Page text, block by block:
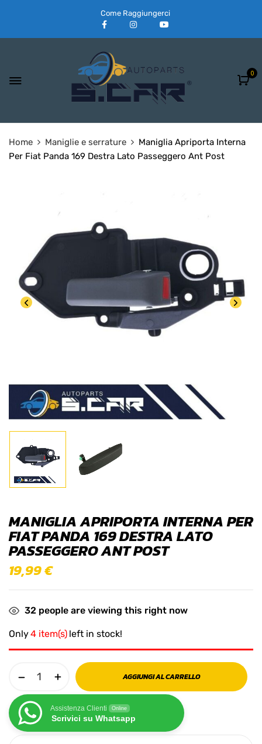
Come Raggiungerci
0
Home Maniglie e serrature
Maniglia Apriporta Interna
Per Fiat Panda 169 Destra Lato Passeggero Ant Post
MANIGLIA APRIPORTA INTERNA PER
FIAT PANDA 169 DESTRA LATO
PASSEGGERO ANT POST
19,99€
32 people are viewing this right now
Only4 item(s) left in stock!
AGGIUNGI AL CARRELLO
Assistenza Clienti Online
Scrivici su Whatsapp